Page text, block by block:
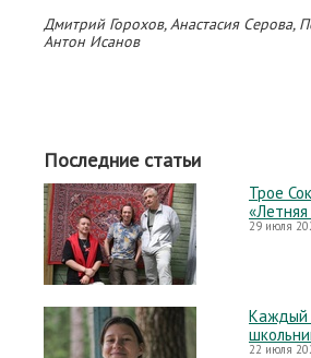
Дмитрий Горохов, Анастасия Серова,
Антон Исанов
Последние статьи
Трое
29 июля
Каждый
22 июля